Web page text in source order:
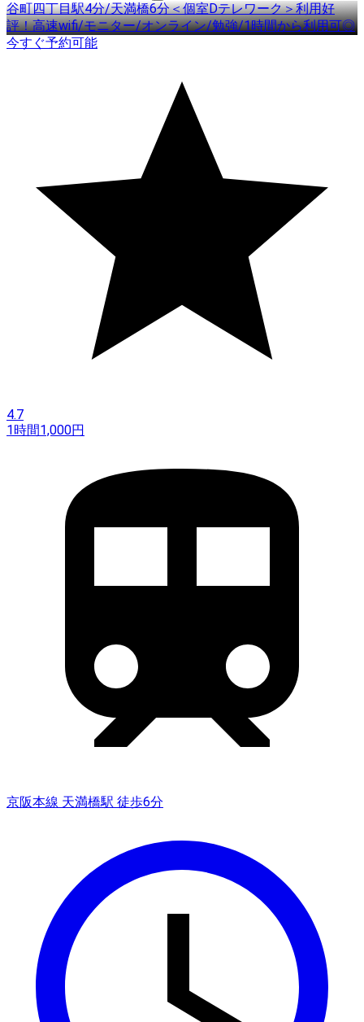
谷町四丁目駅4分/天満橋6分＜個室Dテレワーク＞利用好
評！高速wifi/モニター/オンライン/勉強/1時間から利用可◎
今すぐ予約可能
4.7
1時間1,000円
京阪本線 天満橋駅 徒歩6分